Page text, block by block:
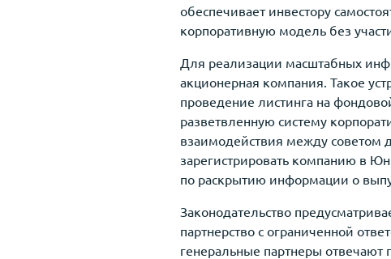
обеспечивает инвестору
корпоративную модель без
Для реализации масштабных
акционерная компания. Такое
проведение листинга на
разветвленную систему
взаимодействия между
зарегистрировать компанию в
по раскрытию информации о
Законодательство
партнерство с ограниченной
генеральные партнеры